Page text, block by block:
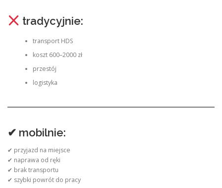
tradycyjnie:
transport HDS
koszt 600–2000 zł
przestój
logistyka
✔ mobilnie:
✔ przyjazd na miejsce
✔ naprawa od ręki
✔ brak transportu
✔ szybki powrót do pracy